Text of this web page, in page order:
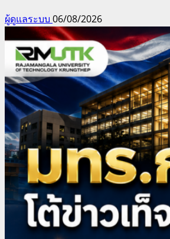
ผู้ดูแลระบบ 06/08/2026